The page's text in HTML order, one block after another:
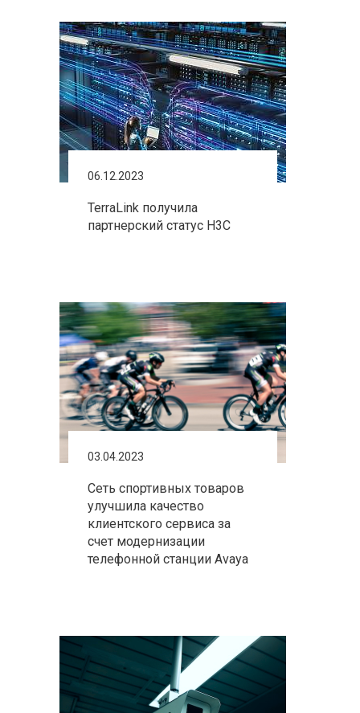
06.12.2023
TerraLink получила
партнерский статус H3C
03.04.2023
Сеть спортивных товаров
улучшила качество
клиентского сервиса за
счет модернизации
телефонной станции Avaya